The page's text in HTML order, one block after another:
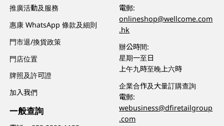
推廣活動及服務
惠康 WhatsApp 條款及細則
門市退/換貨政策
門店位置
牌照及許可證
加入我們
一般查詢
電郵:
onlineshop@wellcome.com
.hk
辦公時間:
星期一至日
上午九時至晚上六時
企業合作及大量訂購查詢
電郵:
webusiness@dfiretailgroup
.com